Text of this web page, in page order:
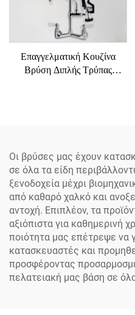
Επαγγελματική Κουζίνα
Βρύση Διπλής Τρύπας
Ρυθμιζόμενου Ύψους
Οι βρύσες μας έχουν
σε όλα τα είδη
ξενοδοχεία μέχρι
από καθαρό χαλκό και
αντοχή. Επιπλέον, τα
αξιόπιστα για καθημερινή
ποιότητα μας επέτρεψε να
κατασκευαστές και
προσφέροντας
πελατειακή μας βάση σε